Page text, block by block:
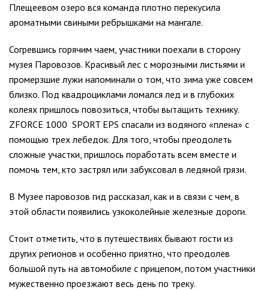
Плещеевом озеро вся команда плотно перекусила
ароматными свиными ребрышками на мангале.
Согревшись горячим чаем, участники поехали в сторону
музея Паровозов. Красивый лес с морозными листьями и
промерзшие лужи напоминали о том, что зима уже совсем
близко. Под квадроциклами ломался лед и в глубоких
колеях пришлось повозиться, чтобы вытащить технику.
ZFORCE 1000 SPORT EPS спасали из водяного «плена» с
помощью трех лебедок. Для того, чтобы преодолеть
сложные участки, пришлось поработать всем вместе и
помочь тем, кто застрял или забуксовал в ледяной грязи.
В Музее паровозов гид рассказал, как и в связи с чем, в
этой области появились узкоколейные железные дороги.
Стоит отметить, что в путешествиях бывают гости из
других регионов и особенно приятно, что преодолев
большой путь на автомобиле с прицепом, потом участники
мужественно проезжают весь день по треку.